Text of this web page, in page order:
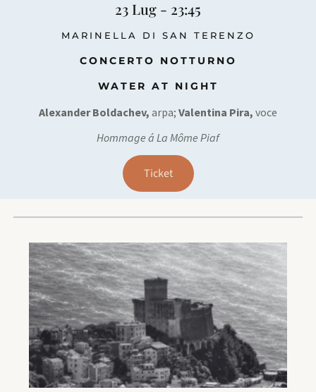
23 Lug - 23:45
MARINELLA DI SAN TERENZO
CONCERTO NOTTURNO
WATER AT NIGHT
Alexander Boldachev, arpa; Valentina Pira, voce
Hommage á La Môme Piaf
Ticket